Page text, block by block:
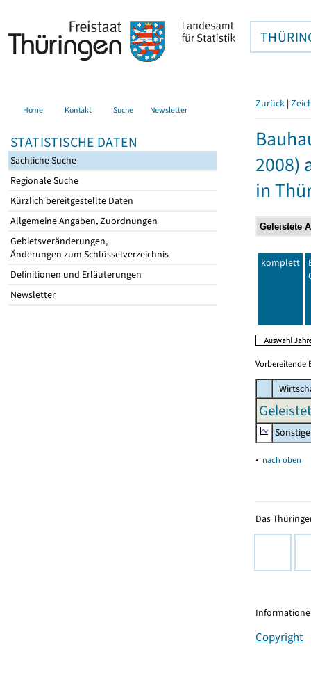
Home Kontakt Suche Newsletter
STATISTISCHE DATEN
Sachliche Suche
Regionale Suche
Kürzlich bereitgestellte Daten
Allgemeine Angaben, Zuordnungen
Gebietsveränderungen,
Änderungen zum Schlüsselverzeichnis
Definitionen und Erläuterungen
Newsletter
Zurück |
2008)
in
komplett
Vorbereitende
▴ nach oben
Das
Copyright